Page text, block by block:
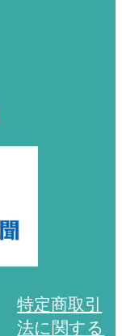
特定商取引
法に関する